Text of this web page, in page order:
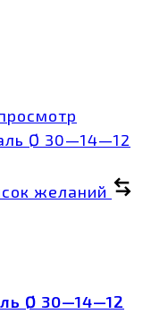
желаний
Ø 30—14—12